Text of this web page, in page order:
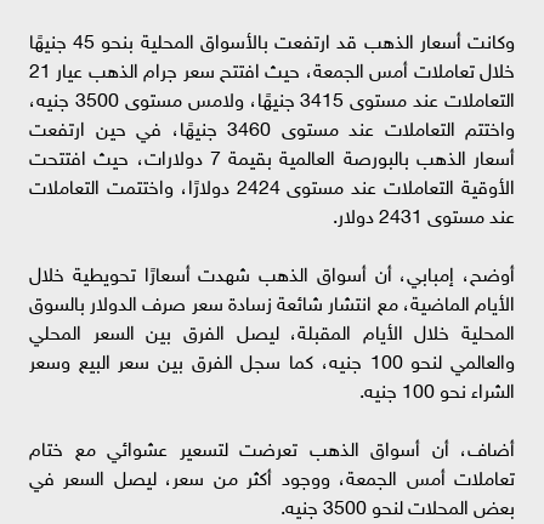
وكانت أسعار الذهب قد ارتفعت بالأسواق المحلية بنحو 45 جنيهًا
خلال تعاملات أمس الجمعة، حيث افتتح سعر جرام الذهب عيار 21
التعاملات عند مستوى 3415 جنيهًا، ولامس مستوى 3500 جنيه،
واختتم التعاملات عند مستوى 3460 جنيهًا، في حين ارتفعت
أسعار الذهب بالبورصة العالمية بقيمة 7 دولارات، حيث افتتحت
الأوقية التعاملات عند مستوى 2424 دولارًا، واختتمت التعاملات
عند مستوى 2431 دولار.
أوضح، إمبابي، أن أسواق الذهب شهدت أسعارًا تحويطية خلال
الأيام الماضية، مع انتشار شائعة زسادة سعر صرف الدولار بالسوق
المحلية خلال الأيام المقبلة، ليصل الفرق بين السعر المحلي
والعالمي لنحو 100 جنيه، كما سجل الفرق بين سعر البيع وسعر
الشراء نحو 100 جنيه.
أضاف، أن أسواق الذهب تعرضت لتسعير عشوائي مع ختام
تعاملات أمس الجمعة، ووجود أكثر من سعر، ليصل السعر في
بعض المحلات لنحو 3500 جنيه.